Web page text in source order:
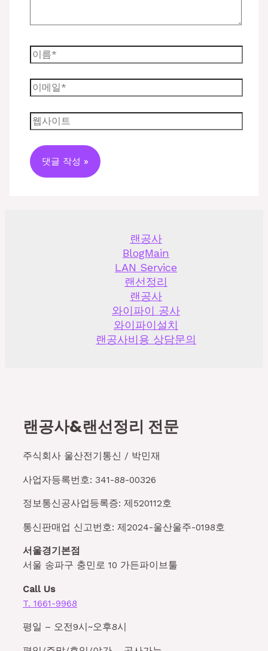
랜공사
BlogMain
LAN Service
랜선정리
랜공사
와이파이 공사
와이파이설치
랜공사비용 상담문의
랜공사&랜선정리 전문
주식회사 울산전기통신 / 박민재
사업자등록번호: 341-88-00326
정보통신공사업등록증: 제520112호
통신판매업 신고번호: 제2024-울산울주-0198호
서울경기본점
서울 송파구 충민로 10 가든파이브툴
Call Us
T. 1661-9968
평일 – 오전9시~오후8시